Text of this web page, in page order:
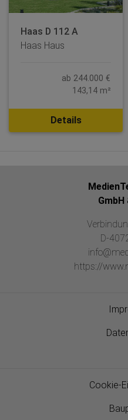
Haas D 112 A
Haas Haus
ab 244.000 €
143,14 m²
Details
GmbH
D-
https://
Cookie-